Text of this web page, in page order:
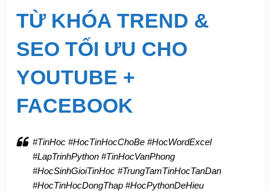
TỪ KHÓA TREND &
SEO TỐI ƯU CHO
YOUTUBE +
FACEBOOK
#TinHoc #HocTinHocChoBe #HocWordExcel
#LapTrinhPython #TinHocVanPhong
#HocSinhGioiTinHoc #TrungTamTinHocTanDan
#HocTinHocDongThap #HocPythonDeHieu